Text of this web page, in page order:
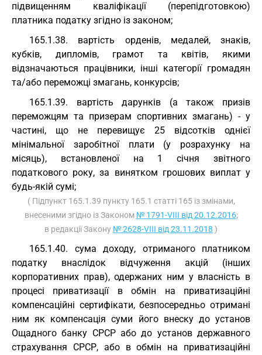
підвищенням кваліфікації (перепідготовкою)
платника податку згідно із законом;
165.1.38. вартість орденів, медалей, знаків,
кубків, дипломів, грамот та квітів, якими
відзначаються працівники, інші категорії громадян
та/або переможці змагань, конкурсів;
165.1.39. вартість дарунків (а також призів
переможцям та призерам спортивних змагань) - у
частині, що не перевищує 25 відсотків однієї
мінімальної заробітної плати (у розрахунку на
місяць), встановленої на 1 січня звітного
податкового року, за винятком грошових виплат у
будь-якій сумі;
( Підпункт 165.1.39 пункту 165.1 статті 165 із змінами,
внесеними згідно із Законом № 1791-VIII від 20.12.2016;
в редакції Закону № 2628-VIII від 23.11.2018 )
165.1.40. сума доходу, отриманого платником
податку внаслідок відчуження акцій (інших
корпоративних прав), одержаних ним у власність в
процесі приватизації в обмін на приватизаційні
компенсаційні сертифікати, безпосередньо отримані
ним як компенсація суми його внеску до установ
Ощадного банку СРСР або до установ державного
страхування СРСР, або в обмін на приватизаційні